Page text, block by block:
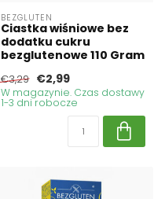
BEZGLUTEN
Ciastka wiśniowe bez
dodatku cukru
bezglutenowe 110 Gram
€3,29 €2,99
W magazynie. Czas dostawy
1-3 dni robocze